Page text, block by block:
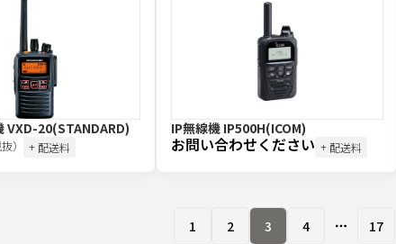
VXD-20(STANDARD)
） + 配送料
IP無線機 IP500H(ICOM)
お問い合わせください + 配送料
1 2 3 4 More17